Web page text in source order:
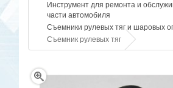
Инструмент для ремонта и
части автомобиля
Съемники рулевых тяг и шаровых
Съемник рулевых тяг